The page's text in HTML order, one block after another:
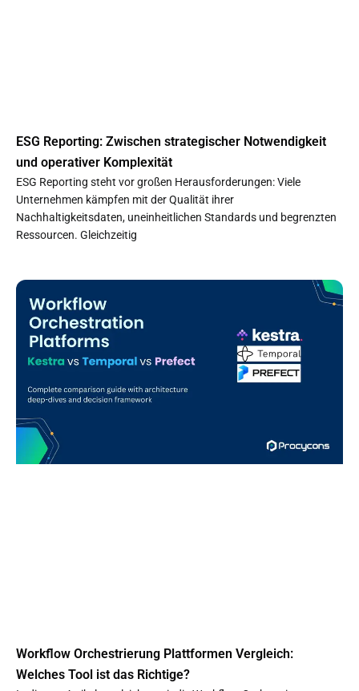
ESG Reporting: Zwischen strategischer Notwendigkeit
und operativer Komplexität
ESG Reporting steht vor großen Herausforderungen: Viele
Unternehmen kämpfen mit der Qualität ihrer
Nachhaltigkeitsdaten, uneinheitlichen Standards und begrenzten
Ressourcen. Gleichzeitig
Workflow Orchestrierung Plattformen Vergleich:
Welches Tool ist das Richtige?